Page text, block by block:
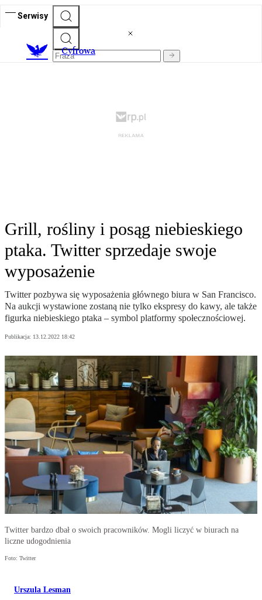
Serwisy
Cyfrowa
Grill, rośliny i posąg niebieskiego
ptaka. Twitter sprzedaje swoje
wyposażenie
Twitter pozbywa się wyposażenia głównego biura w San Francisco.
Na aukcji wystawione zostaną nie tylko ekspresy do kawy, ale także
figurka niebieskiego ptaka – symbol platformy społecznościowej.
Publikacja: 13.12.2022 18:42
Twitter bardzo dbał o swoich pracowników. Mogli liczyć w biurach na
liczne udogodnienia
Foto: Twitter
Urszula Lesman